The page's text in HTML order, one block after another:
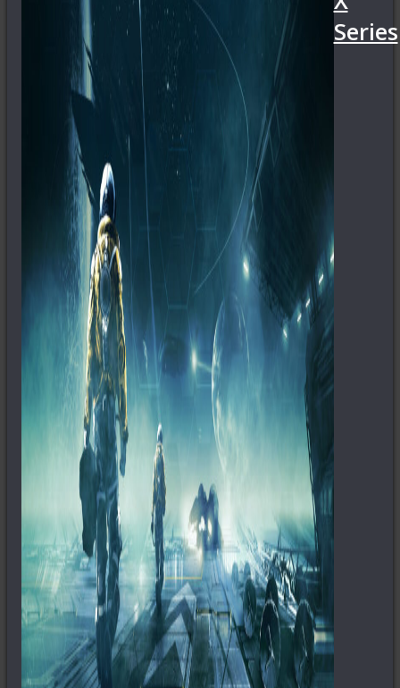
Series